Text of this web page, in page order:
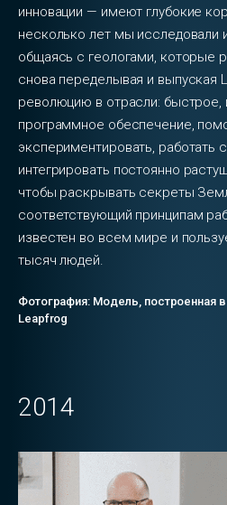
инновации — имеют глубокие
несколько лет мы исследовали
общаясь с геологами, которые
снова переделывая и выпуская
революцию в отрасли: быстрое,
программное обеспечение,
экспериментировать, работать
интегрировать постоянно
чтобы раскрывать секреты
соответствующий принципам
известен во всем мире и
тысяч людей.
Фотография: Модель, построенная
Leapfrog
2014